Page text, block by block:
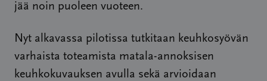
jää noin puoleen vuoteen.
Nyt alkavassa pilotissa tutkitaan keuhkosyövän
varhaista toteamista matala-annoksisen
keuhkokuvauksen avulla sekä arvioidaan